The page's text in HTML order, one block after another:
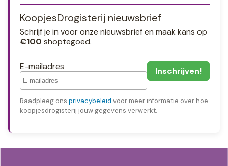
KoopjesDrogisterij nieuwsbrief
Schrijf je in voor onze nieuwsbrief en maak kans op
€100 shoptegoed.
E-mailadres
Raadpleeg ons privacybeleid voor meer informatie over hoe
koopjesdrogisterij jouw gegevens verwerkt.